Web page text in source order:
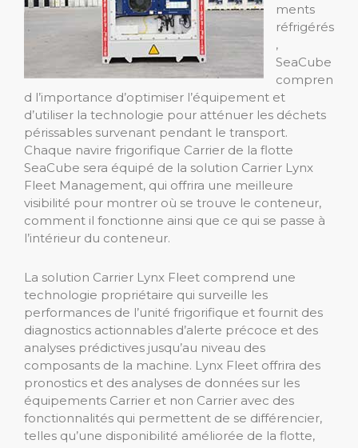
ments
réfrigérés
,
SeaCube
compren
d l’importance d’optimiser l’équipement et
d’utiliser la technologie pour atténuer les déchets
périssables survenant pendant le transport.
Chaque navire frigorifique Carrier de la flotte
SeaCube sera équipé de la solution Carrier Lynx
Fleet Management, qui offrira une meilleure
visibilité pour montrer où se trouve le conteneur,
comment il fonctionne ainsi que ce qui se passe à
l’intérieur du conteneur.
La solution Carrier Lynx Fleet comprend une
technologie propriétaire qui surveille les
performances de l’unité frigorifique et fournit des
diagnostics actionnables d’alerte précoce et des
analyses prédictives jusqu’au niveau des
composants de la machine. Lynx Fleet offrira des
pronostics et des analyses de données sur les
équipements Carrier et non Carrier avec des
fonctionnalités qui permettent de se différencier,
telles qu’une disponibilité améliorée de la flotte,